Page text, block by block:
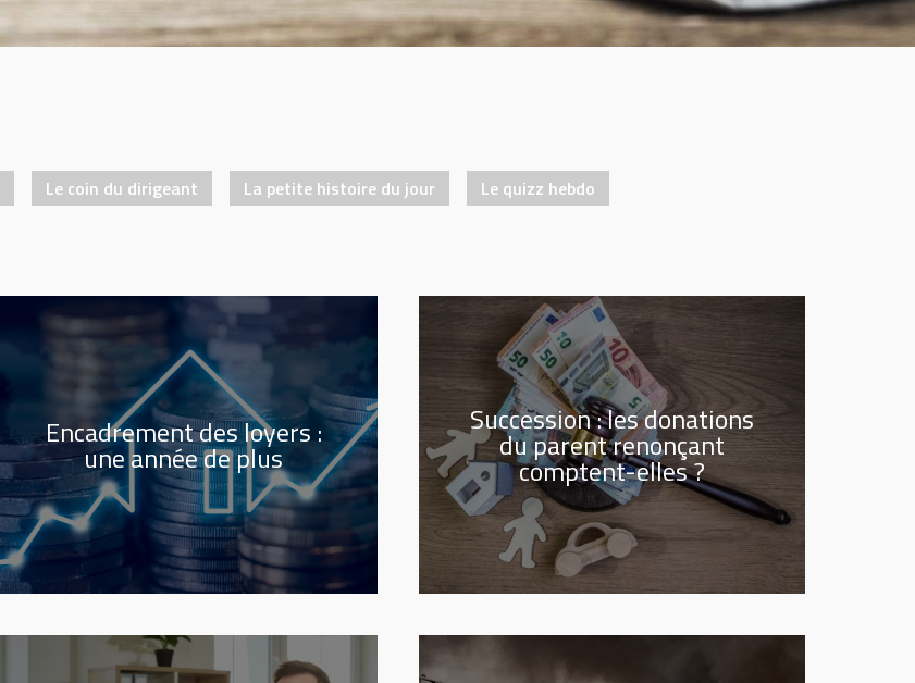
Le coin du dirigeant La petite histoire du jour Le quizz hebdo
Encadrement des loyers :
une année de plus
Succession : les donations
du parent renonçant
comptent-elles ?